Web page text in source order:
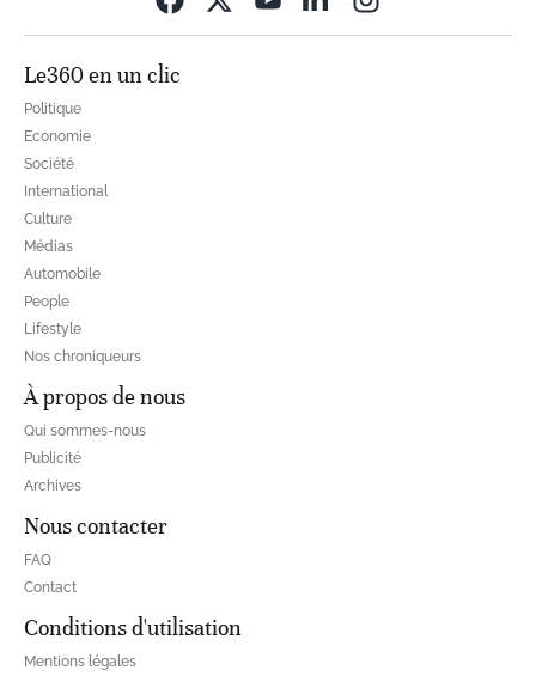
Le360 en un clic
Politique
Economie
Société
International
Culture
Médias
Automobile
People
Lifestyle
Nos chroniqueurs
À propos de nous
Qui sommes-nous
Publicité
Archives
Nous contacter
FAQ
Contact
Conditions d'utilisation
Mentions légales